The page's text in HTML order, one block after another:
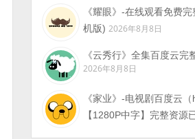
《耀眼》-在线观看免费
机版) 2026年8月8日
《云秀行》全集百度云完
2026年8月8日
《家业》-电视剧百度云
【1280P中字】完整资源